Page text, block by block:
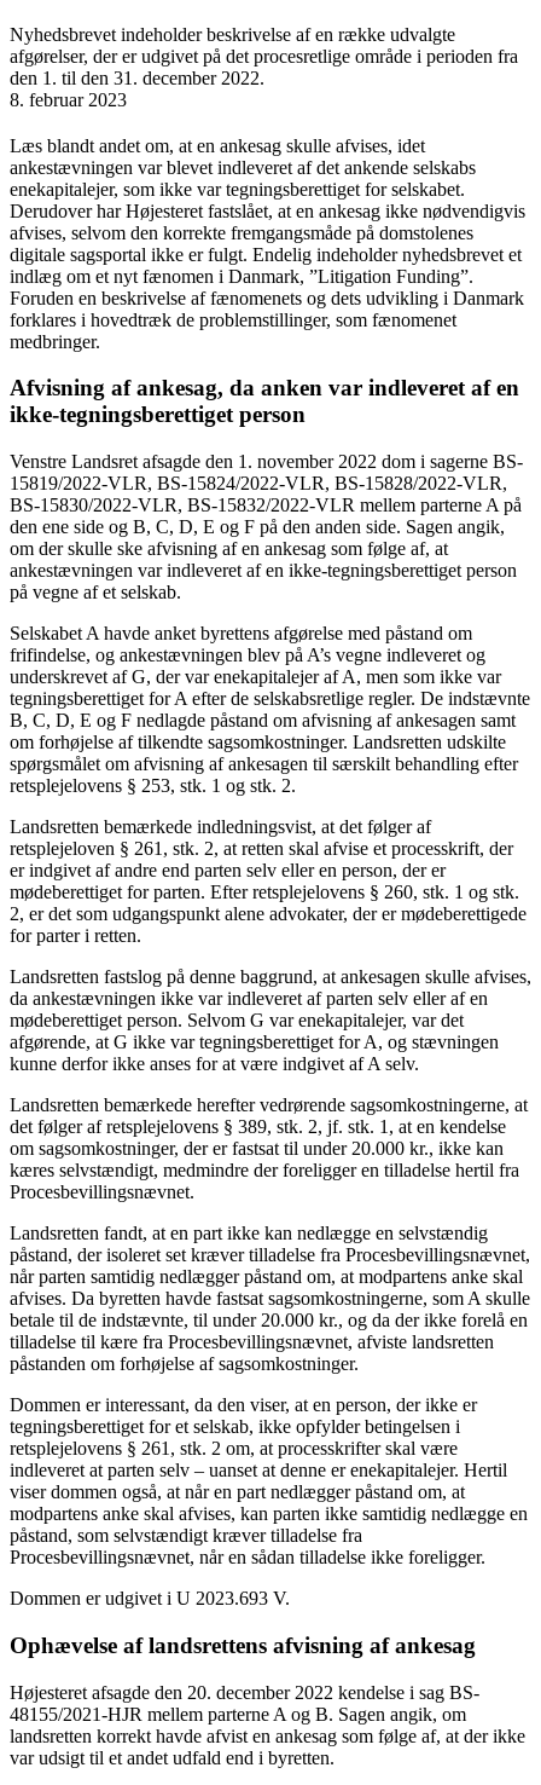
Nyhedsbrevet indeholder beskrivelse af en række udvalgte
afgørelser, der er udgivet på det procesretlige område i perioden fra
den 1. til den 31. december 2022.
8. februar 2023
Læs blandt andet om, at en ankesag skulle afvises, idet
ankestævningen var blevet indleveret af det ankende selskabs
enekapitalejer, som ikke var tegningsberettiget for selskabet.
Derudover har Højesteret fastslået, at en ankesag ikke nødvendigvis
afvises, selvom den korrekte fremgangsmåde på domstolenes
digitale sagsportal ikke er fulgt. Endelig indeholder nyhedsbrevet et
indlæg om et nyt fænomen i Danmark, ”Litigation Funding”.
Foruden en beskrivelse af fænomenets og dets udvikling i Danmark
forklares i hovedtræk de problemstillinger, som fænomenet
medbringer.
Afvisning af ankesag, da anken var indleveret af en
ikke-tegningsberettiget person
Venstre Landsret afsagde den 1. november 2022 dom i sagerne BS-
15819/2022-VLR, BS-15824/2022-VLR, BS-15828/2022-VLR,
BS-15830/2022-VLR, BS-15832/2022-VLR mellem parterne A på
den ene side og B, C, D, E og F på den anden side. Sagen angik,
om der skulle ske afvisning af en ankesag som følge af, at
ankestævningen var indleveret af en ikke-tegningsberettiget person
på vegne af et selskab.
Selskabet A havde anket byrettens afgørelse med påstand om
frifindelse, og ankestævningen blev på A’s vegne indleveret og
underskrevet af G, der var enekapitalejer af A, men som ikke var
tegningsberettiget for A efter de selskabsretlige regler. De indstævnte
B, C, D, E og F nedlagde påstand om afvisning af ankesagen samt
om forhøjelse af tilkendte sagsomkostninger. Landsretten udskilte
spørgsmålet om afvisning af ankesagen til særskilt behandling efter
retsplejelovens § 253, stk. 1 og stk. 2.
Landsretten bemærkede indledningsvist, at det følger af
retsplejeloven § 261, stk. 2, at retten skal afvise et processkrift, der
er indgivet af andre end parten selv eller en person, der er
mødeberettiget for parten. Efter retsplejelovens § 260, stk. 1 og stk.
2, er det som udgangspunkt alene advokater, der er mødeberettigede
for parter i retten.
Landsretten fastslog på denne baggrund, at ankesagen skulle afvises,
da ankestævningen ikke var indleveret af parten selv eller af en
mødeberettiget person. Selvom G var enekapitalejer, var det
afgørende, at G ikke var tegningsberettiget for A, og stævningen
kunne derfor ikke anses for at være indgivet af A selv.
Landsretten bemærkede herefter vedrørende sagsomkostningerne, at
det følger af retsplejelovens § 389, stk. 2, jf. stk. 1, at en kendelse
om sagsomkostninger, der er fastsat til under 20.000 kr., ikke kan
kæres selvstændigt, medmindre der foreligger en tilladelse hertil fra
Procesbevillingsnævnet.
Landsretten fandt, at en part ikke kan nedlægge en selvstændig
påstand, der isoleret set kræver tilladelse fra Procesbevillingsnævnet,
når parten samtidig nedlægger påstand om, at modpartens anke skal
afvises. Da byretten havde fastsat sagsomkostningerne, som A skulle
betale til de indstævnte, til under 20.000 kr., og da der ikke forelå en
tilladelse til kære fra Procesbevillingsnævnet, afviste landsretten
påstanden om forhøjelse af sagsomkostninger.
Dommen er interessant, da den viser, at en person, der ikke er
tegningsberettiget for et selskab, ikke opfylder betingelsen i
retsplejelovens § 261, stk. 2 om, at processkrifter skal være
indleveret at parten selv – uanset at denne er enekapitalejer. Hertil
viser dommen også, at når en part nedlægger påstand om, at
modpartens anke skal afvises, kan parten ikke samtidig nedlægge en
påstand, som selvstændigt kræver tilladelse fra
Procesbevillingsnævnet, når en sådan tilladelse ikke foreligger.
Dommen er udgivet i U 2023.693 V.
Ophævelse af landsrettens afvisning af ankesag
Højesteret afsagde den 20. december 2022 kendelse i sag BS-
48155/2021-HJR mellem parterne A og B. Sagen angik, om
landsretten korrekt havde afvist en ankesag som følge af, at der ikke
var udsigt til et andet udfald end i byretten.